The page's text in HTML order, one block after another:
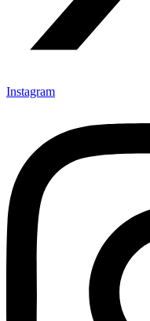
Instagram